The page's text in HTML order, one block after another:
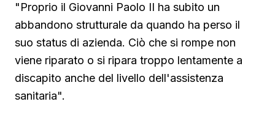
"Proprio il Giovanni Paolo II ha subito un
abbandono strutturale da quando ha perso il
suo status di azienda. Ciò che si rompe non
viene riparato o si ripara troppo lentamente a
discapito anche del livello dell'assistenza
sanitaria".